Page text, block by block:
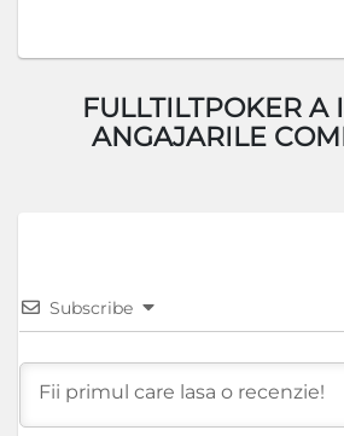
FULLTILTPOKER A
ANGAJARILE
Subscribe